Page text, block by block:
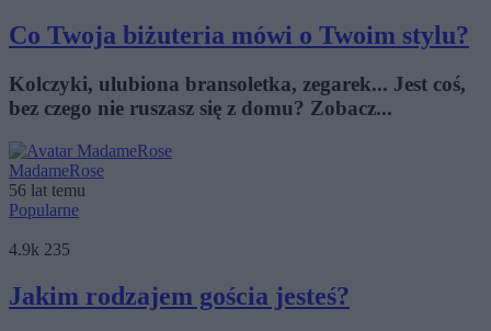
Co Twoja biżuteria mówi o Twoim stylu?
Kolczyki, ulubiona bransoletka, zegarek... Jest coś,
bez czego nie ruszasz się z domu? Zobacz...
MadameRose
56 lat temu
Popularne
4.9k 235
Jakim rodzajem gościa jesteś?